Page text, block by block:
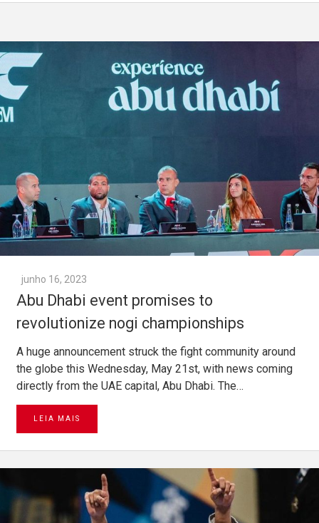
junho 16, 2023
Abu Dhabi event promises to
revolutionize nogi championships
A huge announcement struck the fight community around
the globe this Wednesday, May 21st, with news coming
directly from the UAE capital, Abu Dhabi. The…
LEIA MAIS